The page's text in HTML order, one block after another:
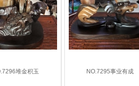
堆金积玉 NO.7295事业有成